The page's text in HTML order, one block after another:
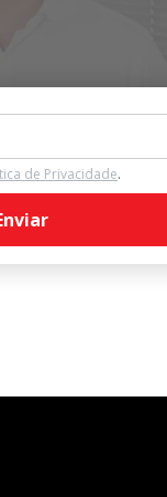
de Privacidade.